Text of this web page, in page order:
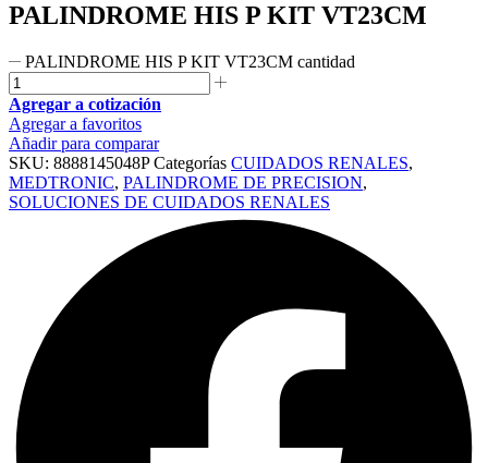
PALINDROME HIS P KIT VT23CM
PALINDROME HIS P KIT VT23CM cantidad
Agregar a cotización
Agregar a favoritos
Añadir para comparar
SKU: 8888145048PCategorías CUIDADOS RENALES,
MEDTRONIC, PALINDROME DE PRECISION,
SOLUCIONES DE CUIDADOS RENALES